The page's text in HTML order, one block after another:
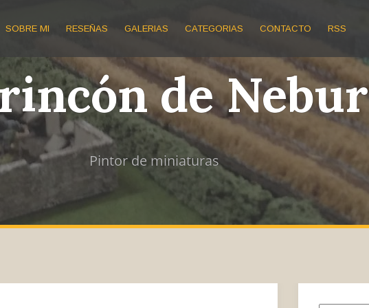
SOBRE MI RESEÑAS GALERIAS CATEGORIAS CONTACTO RSS
de Nebur
Pintor de miniaturas